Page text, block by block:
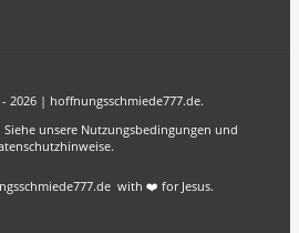
2026 | hoffnungsschmiede777.de.
unsere Nutzungsbedingungen und
with ❤️ for Jesus.